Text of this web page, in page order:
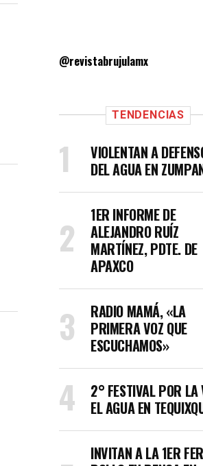
@revistabrujulamx
TENDENCIAS
VIOLENTAN A
DEL AGUA EN
1ER INFORME DE
ALEJANDRO RUÍZ
MARTÍNEZ, PDTE. DE
APAXCO
RADIO MAMÁ, «LA
PRIMERA VOZ QUE
ESCUCHAMOS»
2° FESTIVAL POR LA
EL AGUA EN
INVITAN A LA 1ER